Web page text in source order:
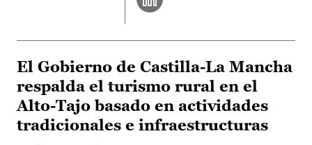
El Gobierno de Castilla-La Mancha
respalda el turismo rural en el
Alto-Tajo basado en actividades
tradicionales e infraestructuras